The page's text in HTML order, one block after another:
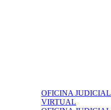
OFICINA JUDICIAL
VIRTUAL